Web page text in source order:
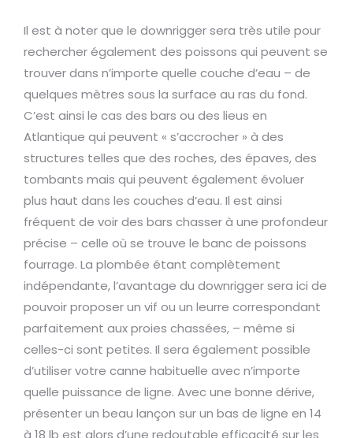
Il est à noter que le downrigger sera très utile pour
rechercher également des poissons qui peuvent se
trouver dans n’importe quelle couche d’eau – de
quelques mètres sous la surface au ras du fond.
C’est ainsi le cas des bars ou des lieus en
Atlantique qui peuvent « s’accrocher » à des
structures telles que des roches, des épaves, des
tombants mais qui peuvent également évoluer
plus haut dans les couches d’eau. Il est ainsi
fréquent de voir des bars chasser à une profondeur
précise – celle où se trouve le banc de poissons
fourrage. La plombée étant complètement
indépendante, l’avantage du downrigger sera ici de
pouvoir proposer un vif ou un leurre correspondant
parfaitement aux proies chassées, – même si
celles-ci sont petites. Il sera également possible
d’utiliser votre canne habituelle avec n’importe
quelle puissance de ligne. Avec une bonne dérive,
présenter un beau lançon sur un bas de ligne en 14
à 18 lb est alors d’une redoutable efficacité sur les